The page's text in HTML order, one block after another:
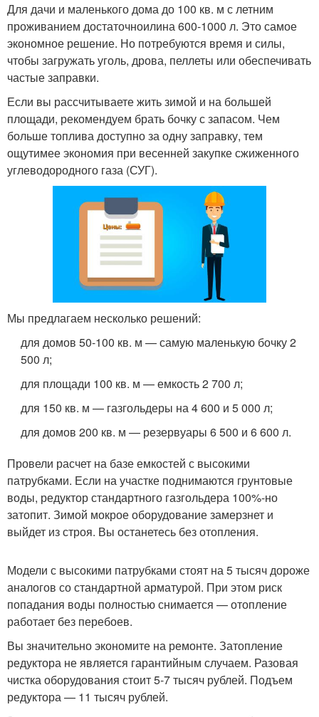
Для дачи и маленького дома до 100 кв. м с летним
проживанием достаточноилина 600-1000 л. Это самое
экономное решение. Но потребуются время и силы,
чтобы загружать уголь, дрова, пеллеты или обеспечивать
частые заправки.
Если вы рассчитываете жить зимой и на большей
площади, рекомендуем брать бочку с запасом. Чем
больше топлива доступно за одну заправку, тем
ощутимее экономия при весенней закупке сжиженного
углеводородного газа (СУГ).
Мы предлагаем несколько решений:
для домов 50-100 кв. м — самую маленькую бочку 2
500 л;
для площади 100 кв. м — емкость 2 700 л;
для 150 кв. м — газгольдеры на 4 600 и 5 000 л;
для домов 200 кв. м — резервуары 6 500 и 6 600 л.
Провели расчет на базе емкостей с высокими
патрубками. Если на участке поднимаются грунтовые
воды, редуктор стандартного газгольдера 100%-но
затопит. Зимой мокрое оборудование замерзнет и
выйдет из строя. Вы останетесь без отопления.
Модели с высокими патрубками стоят на 5 тысяч дороже
аналогов со стандартной арматурой. При этом риск
попадания воды полностью снимается — отопление
работает без перебоев.
Вы значительно экономите на ремонте. Затопление
редуктора не является гарантийным случаем. Разовая
чистка оборудования стоит 5-7 тысяч рублей. Подъем
редуктора — 11 тысяч рублей.